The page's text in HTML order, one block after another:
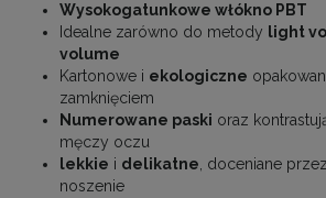
Wysokogatunkowe włókno PBT
Idealne zarówno do metody light
volume
Kartonowe i ekologiczne
zamknięciem
Numerowane paski oraz
męczy oczu
lekkie i delikatne, doceniane
noszenie